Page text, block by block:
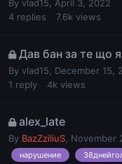
By vlad15
April 3, 2022
4 replies 7.6k views
Дав бан за те що
By vlad15
December 15,
1 reply 4k views
alex_late
By BazZziliuS November
нарушение